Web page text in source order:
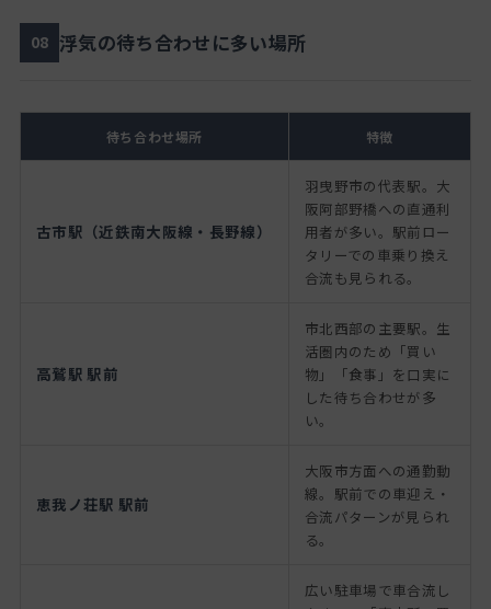
08 浮気の待ち合わせに多い場所
待ち合わせ場所 特徴
古市駅（近鉄南大阪線・長野線）
羽曳野市の代表駅。大
阪阿部野橋への直通利
用者が多い。駅前ロー
タリーでの車乗り換え
合流も見られる。
高鷲駅 駅前
市北西部の主要駅。生
活圏内のため「買い
物」「食事」を口実に
した待ち合わせが多
い。
恵我ノ荘駅 駅前
大阪市方面への通勤動
線。駅前での車迎え・
合流パターンが見られ
る。
広い駐車場で車合流し